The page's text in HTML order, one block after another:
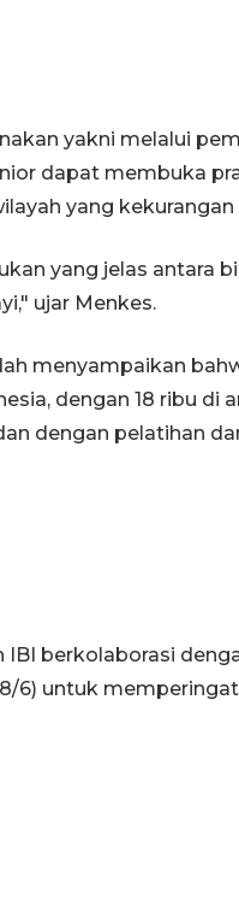
yakni melalui
dapat membuka
yang
yang jelas antara
ujar Menkes.
menyampaikan
dengan 18 ribu di
dengan pelatihan
IBI berkolaborasi
6) untuk